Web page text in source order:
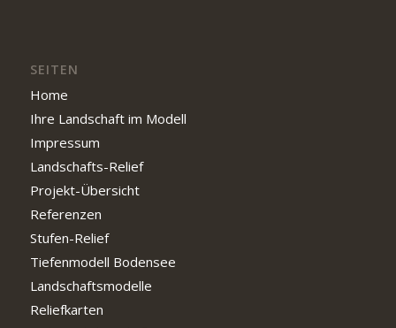
SEITEN
Home
Ihre Landschaft im Modell
Impressum
Landschafts-Relief
Projekt-Übersicht
Referenzen
Stufen-Relief
Tiefenmodell Bodensee
Landschaftsmodelle
Reliefkarten